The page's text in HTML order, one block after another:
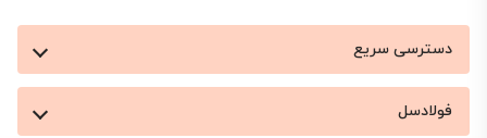
دسترسی سریع
فولادسل